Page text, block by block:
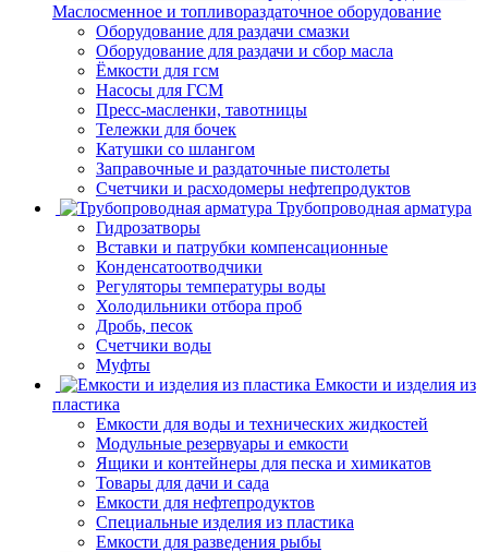
Маслосменное и топливораздаточное оборудование
Оборудование для раздачи смазки
Оборудование для раздачи и сбор масла
Ёмкости для гсм
Насосы для ГСМ
Пресс-масленки, тавотницы
Тележки для бочек
Катушки со шлангом
Заправочные и раздаточные пистолеты
Счетчики и расходомеры нефтепродуктов
Трубопроводная арматура
Гидрозатворы
Вставки и патрубки компенсационные
Конденсатоотводчики
Регуляторы температуры воды
Холодильники отбора проб
Дробь, песок
Счетчики воды
Муфты
Емкости и изделия из
пластика
Емкости для воды и технических жидкостей
Модульные резервуары и емкости
Ящики и контейнеры для песка и химикатов
Товары для дачи и сада
Емкости для нефтепродуктов
Специальные изделия из пластика
Емкости для разведения рыбы